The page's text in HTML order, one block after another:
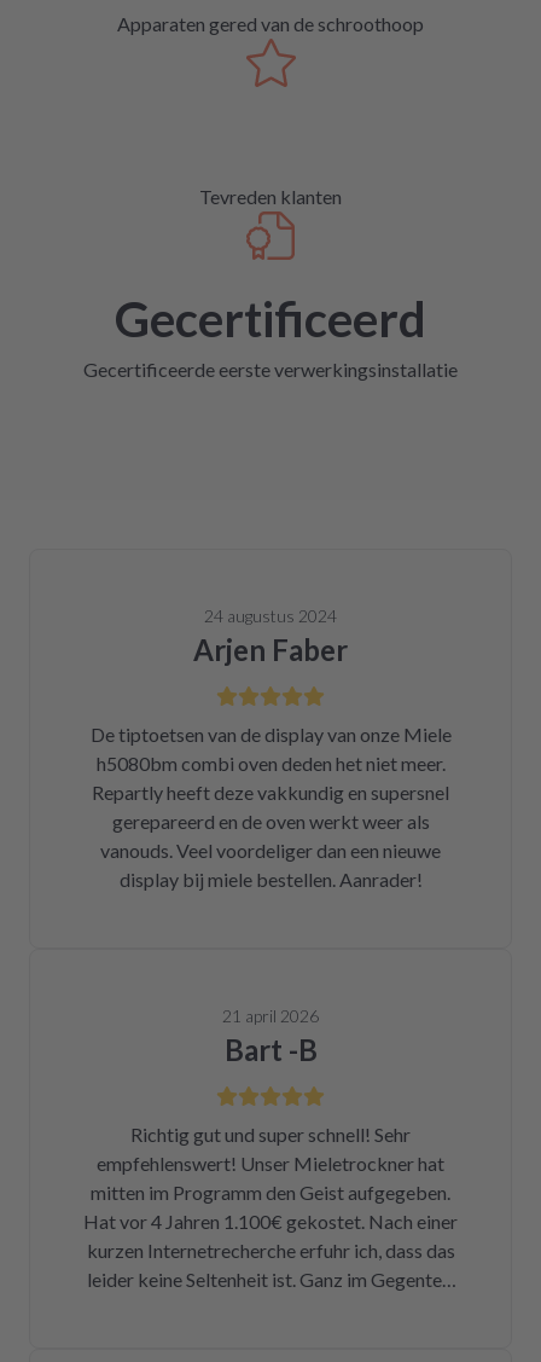
Apparaten gered van de schroothoop
Tevreden klanten
Gecertificeerd
Gecertificeerde eerste verwerkingsinstallatie
24 augustus 2024
Arjen Faber
De tiptoetsen van de display van onze Miele
h5080bm combi oven deden het niet meer.
Repartly heeft deze vakkundig en supersnel
gerepareerd en de oven werkt weer als
vanouds. Veel voordeliger dan een nieuwe
display bij miele bestellen. Aanrader!
21 april 2026
Bart -B
Richtig gut und super schnell! Sehr
empfehlenswert! Unser Mieletrockner hat
mitten im Programm den Geist aufgegeben.
Hat vor 4 Jahren 1.100€ gekostet. Nach einer
kurzen Internetrecherche erfuhr ich, dass das
leider keine Seltenheit ist. Ganz im Gegenteil.